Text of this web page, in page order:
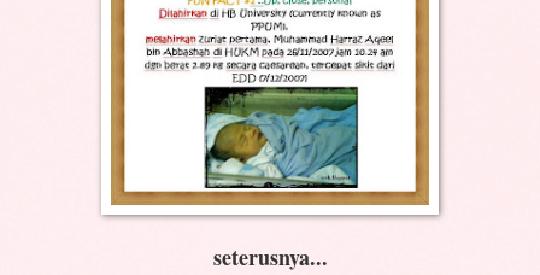
seterusnya...